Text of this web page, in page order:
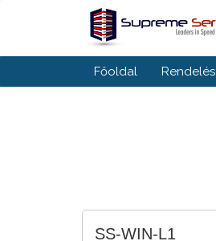
Főoldal Rendelés
SS-WIN-L1